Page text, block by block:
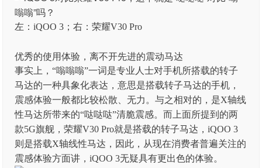
左：iQOO 3；右：荣耀V30 Pro
优秀的使用体验，离不开先进的震动马达
事实上，“嗡嗡嗡”一词是专业人士对手机所搭载的转子
马达的一种具象化表达，意思是搭载转子马达的手机，
震感体验一般都比较松散、无力。与之相对的，是X轴线
性马达所带来的“哒哒哒”清脆震感。而上面所提到的两
款5G旗舰，荣耀V30 Pro就是搭载的转子马达，iQOO 3
则是搭载X轴线性马达，因此，从现在消费者普遍关注的
震感体验方面讲，iQOO 3无疑具有更出色的体验。